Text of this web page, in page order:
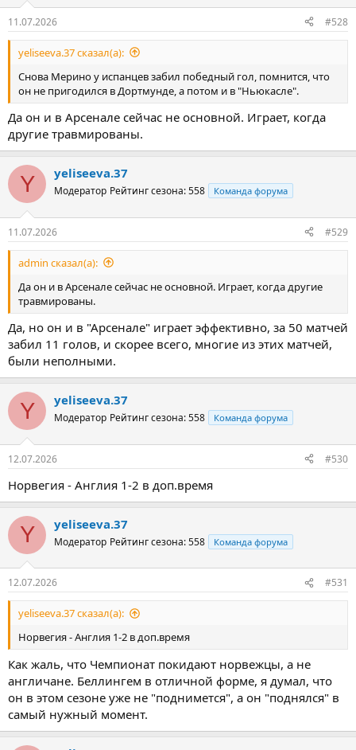
11.07.2026 #528
yeliseeva.37 сказал(а):
Снова Мерино у испанцев забил победный гол, помнится, что
он не пригодился в Дортмунде, а потом и в "Ньюкасле".
Да он и в Арсенале сейчас не основной. Играет, когда
другие травмированы.
Y yeliseeva.37
Модератор Рейтинг сезона: 558 Команда форума
11.07.2026 #529
admin сказал(а):
Да он и в Арсенале сейчас не основной. Играет, когда другие
травмированы.
Да, но он и в "Арсенале" играет эффективно, за 50 матчей
забил 11 голов, и скорее всего, многие из этих матчей,
были неполными.
Y yeliseeva.37
Модератор Рейтинг сезона: 558 Команда форума
12.07.2026 #530
Норвегия - Англия 1-2 в доп.время
Y yeliseeva.37
Модератор Рейтинг сезона: 558 Команда форума
12.07.2026 #531
yeliseeva.37 сказал(а):
Норвегия - Англия 1-2 в доп.время
Как жаль, что Чемпионат покидают норвежцы, а не
англичане. Беллингем в отличной форме, я думал, что
он в этом сезоне уже не "поднимется", а он "поднялся" в
самый нужный момент.